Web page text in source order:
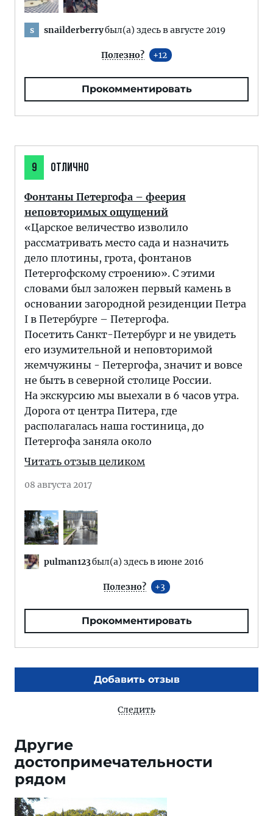
s snailderberryбыл(а) здесь в августе 2019
Полезно? 12
Прокомментировать
9 ОТЛИЧНО
Фонтаны Петергофа – феерия
неповторимых ощущений
«Царское величество изволило
рассматривать место сада и назначить
дело плотины, грота, фонтанов
Петергофскому строению». С этими
словами был заложен первый камень в
основании загородной резиденции Петра
I в Петербурге – Петергофа.
Посетить Санкт-Петербург и не увидеть
его изумительной и неповторимой
жемчужины - Петергофа, значит и вовсе
не быть в северной столице России.
На экскурсию мы выехали в 6 часов утра.
Дорога от центра Питера, где
располагалась наша гостиница, до
Петергофа заняла около
Читать отзыв целиком
08 августа 2017
pulman123был(а) здесь в июне 2016
Полезно? 3
Прокомментировать
Добавить отзыв
Следить
Другие
достопримечательности
рядом